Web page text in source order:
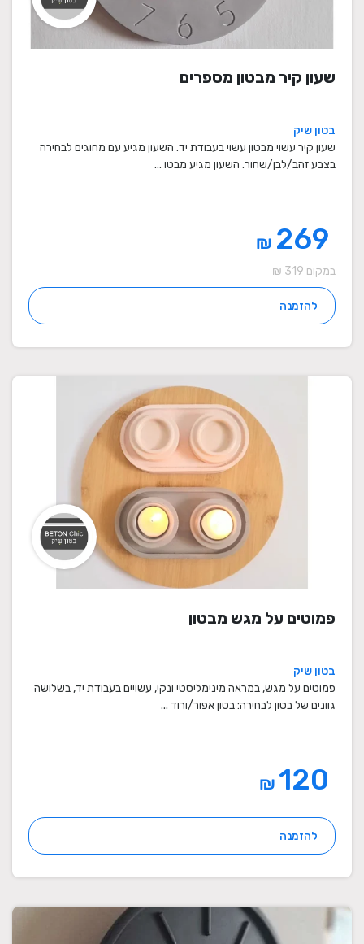
שעון קיר מבטון מספרים
בטון שיק
שעון קיר עשוי מבטון עשוי בעבודת יד. השעון מגיע עם מחוגים לבחירה
בצבע זהב/לבן/שחור. השעון מגיע מבטו ...
₪
במקום 319 ₪
להזמנה
פמוטים על מגש מבטון
בטון שיק
פמוטים על מגש, במראה מינימליסטי ונקי, עשויים בעבודת יד, בשלושה
גוונים של בטון לבחירה: בטון אפור/ורוד ...
₪
להזמנה